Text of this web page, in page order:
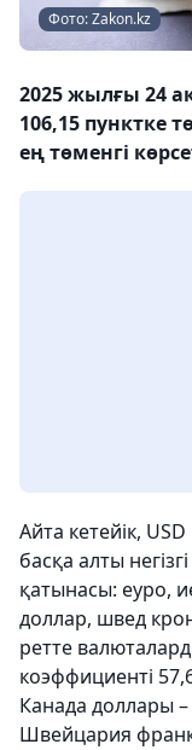
Фото: Zakon.kz
2025 жылғы 24
106,15 пунктке
ең төменгі
Айта кетейік,
басқа алты
қатынасы: еуро,
доллар, швед
ретте
коэффициенті
Канада доллары
Швейцария